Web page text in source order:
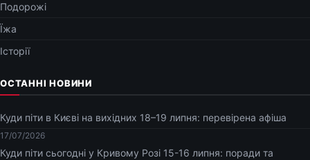
Подорожі
Їжа
Історії
ОСТАННІ НОВИНИ
Куди піти в Києві на вихідних 18–19 липня: перевірена афіша
17/07/2026
Куди піти сьогодні у Кривому Розі 15-16 липня: поради та